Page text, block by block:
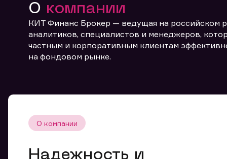
О компании
КИТ Финанс Брокер — ведущая на российском
аналитиков, специалистов и менеджеров,
частным и корпоративным клиентам
на фондовом рынке.
О компании
Надежность и